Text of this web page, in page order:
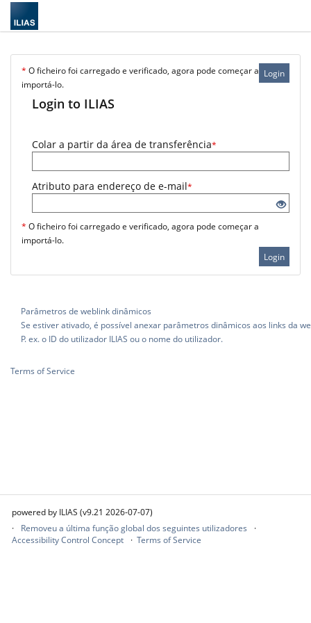
Login
* O ficheiro foi carregado e verificado, agora pode começar a
importá-lo.
Login to ILIAS
Colar a partir da área de transferência*
Atributo para endereço de e-mail*
* O ficheiro foi carregado e verificado, agora pode começar a
importá-lo.
Login
Parâmetros de weblink dinâmicos
Se estiver ativado, é possível anexar parâmetros dinâmicos aos links da
P. ex. o ID do utilizador ILIAS ou o nome do utilizador.
Terms of Service
powered by ILIAS (v9.21 2026-07-07)
Removeu a última função global dos seguintes utilizadores
Accessibility Control Concept
Terms of Service